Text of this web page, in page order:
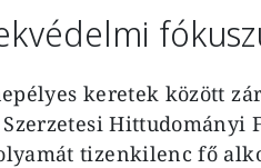
keretek között
Hittudományi
tizenkilenc fő